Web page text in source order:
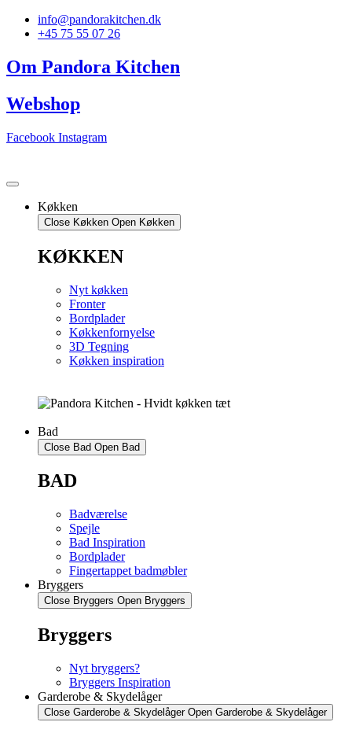
Videreinfo@pandorakitchen.dk
+45 75 55 07 26
Om Pandora Kitchen
Webshop
Facebook Instagram
Køkken
Close Køkken Open Køkken
KØKKEN
Nyt køkken
Fronter
Bordplader
Køkkenfornyelse
3D Tegning
Køkken inspiration
Bad
Close Bad Open Bad
BAD
Badværelse
Spejle
Bad Inspiration
Bordplader
Fingertappet badmøbler
Bryggers
Close Bryggers Open Bryggers
Bryggers
Nyt bryggers?
Bryggers Inspiration
Garderobe & Skydelåger
Close Garderobe & Skydelåger Open Garderobe & Skydelåger